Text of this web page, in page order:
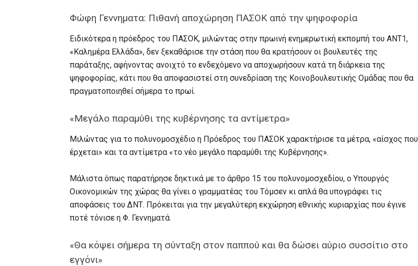
Φώφη Γεννηματα: Πιθανή αποχώρηση ΠΑΣΟΚ από την ψηφοφορία
Ειδικότερα η πρόεδρος του ΠΑΣΟΚ, μιλώντας στην πρωινή ενημερωτική εκπομπή του ΑΝΤ1,
«Καλημέρα Ελλάδα», δεν ξεκαθάρισε την στάση που θα κρατήσουν οι βουλευτές της
παράταξης, αφήνοντας ανοιχτό το ενδεχόμενο να αποχωρήσουν κατά τη διάρκεια της
ψηφοφορίας, κάτι που θα αποφασιστεί στη συνεδρίαση της Κοινοβουλευτικής Ομάδας που θα
πραγματοποιηθεί σήμερα το πρωί.
«Μεγάλο παραμύθι της κυβέρνησης τα αντίμετρα»
Μιλώντας για το πολυνομοσχέδιο η Πρόεδρος του ΠΑΣΟΚ χαρακτήρισε τα μέτρα, «αίσχος που
έρχεται» και τα αντίμετρα «το νέο μεγάλο παραμύθι της Κυβέρνησης».
Μάλιστα όπως παρατήρησε δηκτικά με το άρθρο 15 του πολυνομοσχεδίου, ο Υπουργός
Οικονομικών της χώρας θα γίνει ο γραμματέας του Τόμσεν κι απλά θα υπογράφει τις
αποφάσεις του ΔΝΤ. Πρόκειται για την μεγαλύτερη εκχώρηση εθνικής κυριαρχίας που έγινε
ποτέ τόνισε η Φ. Γεννηματά.
«Θα κόψει σήμερα τη σύνταξη στον παππού και θα δώσει αύριο συσσίτιο στο
εγγόνι»